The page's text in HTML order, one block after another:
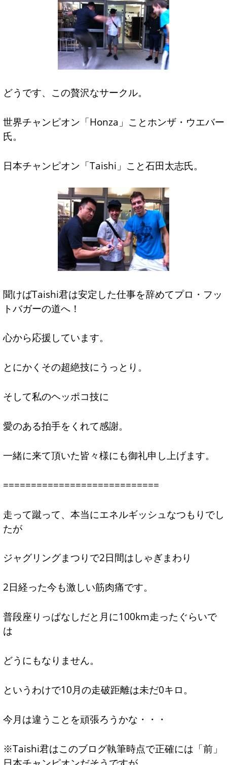
どうです、この贅沢なサークル。
世界チャンピオン「Honza」ことホンザ・ウエバー
氏。
日本チャンピオン「Taishi」こと石田太志氏。
聞けばTaishi君は安定した仕事を辞めてプロ・フッ
トバガーの道へ！
心から応援しています。
とにかくその超絶技にうっとり。
そして私のヘッポコ技に
愛のある拍手をくれて感謝。
一緒に来て頂いた皆々様にも御礼申し上げます。
============================
走って蹴って、本当にエネルギッシュなつもりでし
たが
ジャグリングまつりで2日間はしゃぎまわり
2日経った今も激しい筋肉痛です。
普段座りっぱなしだと月に100km走ったぐらいで
は
どうにもなりません。
というわけで10月の走破距離は未だ0キロ。
今月は違うことを頑張ろうかな・・・
※Taishi君はこのブログ執筆時点で正確には「前」